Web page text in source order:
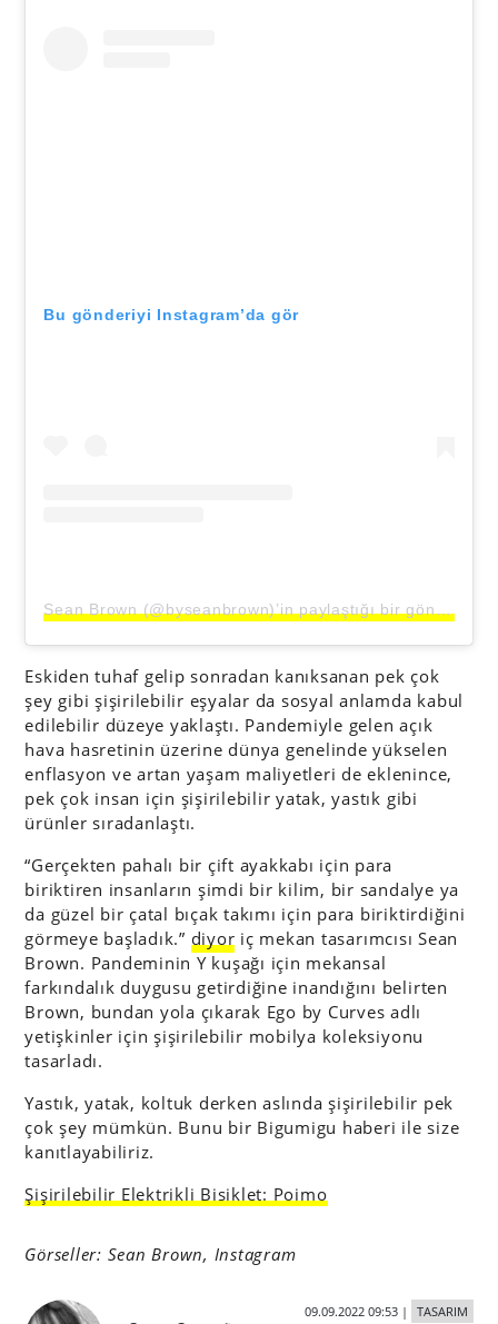
Bu gönderiyi Instagram’da gör
Eskiden tuhaf gelip sonradan kanıksanan pek çok
şey gibi şişirilebilir eşyalar da sosyal anlamda kabul
edilebilir düzeye yaklaştı. Pandemiyle gelen açık
hava hasretinin üzerine dünya genelinde yükselen
enflasyon ve artan yaşam maliyetleri de eklenince,
pek çok insan için şişirilebilir yatak, yastık gibi
ürünler sıradanlaştı.
“Gerçekten pahalı bir çift ayakkabı için para
biriktiren insanların şimdi bir kilim, bir sandalye ya
da güzel bir çatal bıçak takımı için para biriktirdiğini
görmeye başladık.” diyor iç mekan tasarımcısı Sean
Brown. Pandeminin Y kuşağı için mekansal
farkındalık duygusu getirdiğine inandığını belirten
Brown, bundan yola çıkarak Ego by Curves adlı
yetişkinler için şişirilebilir mobilya koleksiyonu
tasarladı.
Yastık, yatak, koltuk derken aslında şişirilebilir pek
çok şey mümkün. Bunu bir Bigumigu haberi ile size
kanıtlayabiliriz.
Şişirilebilir Elektrikli Bisiklet: Poimo
Görseller: Sean Brown, Instagram
09.09.2022 09:53| TASARIM